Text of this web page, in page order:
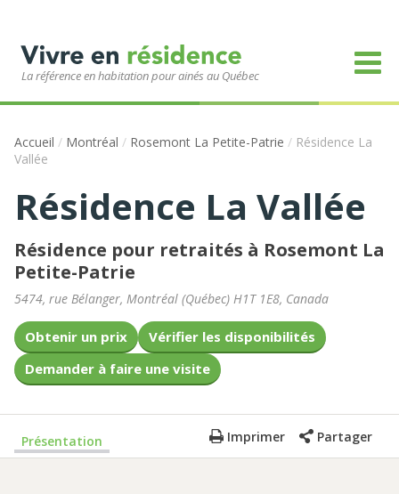
La référence en habitation pour ainés au Québec
Accueil / Montréal / Rosemont La Petite-Patrie / Résidence La
Vallée
Résidence La Vallée
Résidence pour retraités à Rosemont La
Petite-Patrie
5474, rue Bélanger, Montréal (Québec) H1T 1E8, Canada
Obtenir un prix
Vérifier les disponibilités
Demander à faire une visite
Présentation Imprimer Partager